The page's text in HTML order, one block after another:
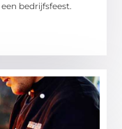
bedrijfsfeest.